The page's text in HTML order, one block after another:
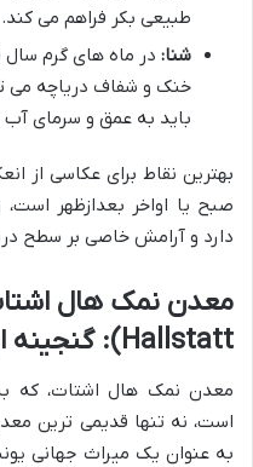
طبیعی بکر فراهم می کند.
شنا: در ماه های گرم
خنک و شفاف دریاچه می
باید به عمق و سرمای
بهترین نقاط برای عکاسی از
صبح یا اواخر بعدازظهر
دارد و آرامش خاصی بر سطح
Hallstatt): گنجینه ای باستانی در دل کوه
است، نه تنها قدیمی ترین